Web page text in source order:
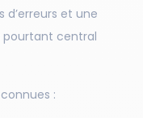
d’erreurs et une
pourtant central
: